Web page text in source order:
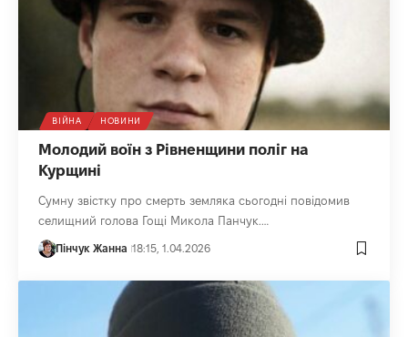
ВІЙНА НОВИНИ
Молодий воїн з Рівненщини поліг на
Курщині
Сумну звістку про смерть земляка сьогодні повідомив
селищний голова Гощі Микола Панчук.…
Пінчук Жанна 18:15, 1.04.2026